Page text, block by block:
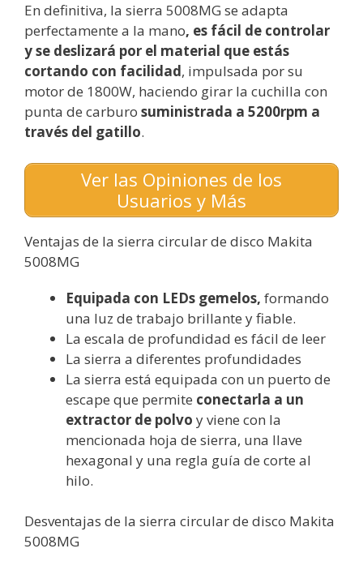
En definitiva, la sierra 5008MG se adapta
perfectamente a la mano, es fácil de controlar
y se deslizará por el material que estás
cortando con facilidad, impulsada por su
motor de 1800W, haciendo girar la cuchilla con
punta de carburo suministrada a 5200rpm a
través del gatillo.
Ver las Opiniones de los
Usuarios y Más
Ventajas de la sierra circular de disco Makita
5008MG
Equipada con LEDs gemelos, formando
una luz de trabajo brillante y fiable.
La escala de profundidad es fácil de leer
La sierra a diferentes profundidades
La sierra está equipada con un puerto de
escape que permite conectarla a un
extractor de polvo y viene con la
mencionada hoja de sierra, una llave
hexagonal y una regla guía de corte al
hilo.
Desventajas de la sierra circular de disco Makita
5008MG